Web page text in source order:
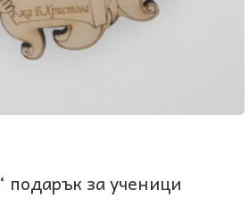
за ученици